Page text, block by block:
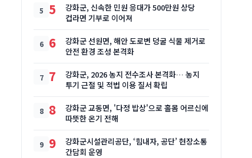
5
강화군, 신속한 민원 응대가 500만원 상당
컵라면 기부로 이어져
6
강화군 선원면, 해안 도로변 덩굴 식물 제거로
안전 환경 조성 본격화
7
강화군, 2026 농지 전수조사 본격화… 농지
투기 근절 및 적법 이용 질서 확립
8
강화군 교동면, '다정 밥상'으로 홀몸 어르신에
따뜻한 온기 전해
9
강화군시설관리공단, ‘힘내자, 공단’ 현장소통
간담회 운영